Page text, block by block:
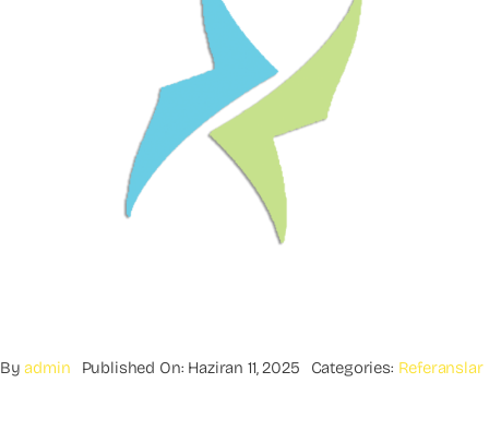
Byadmin Published On: Haziran 11, 2025 Categories: Referanslar